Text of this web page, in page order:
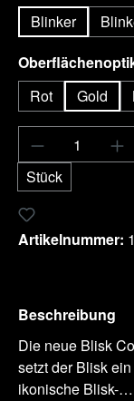
Blinker
Rot
Gold
Produkt
Stück
Artikelnummer:
Beschreibung
Die neue Blisk
setzt der Blisk
ikonische Blisk-…